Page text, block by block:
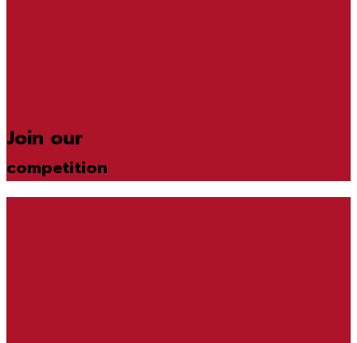
Join our
competition